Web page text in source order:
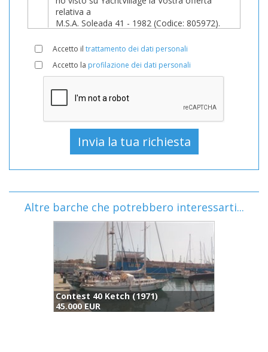
Accetto il trattamento dei dati personali
Accetto la profilazione dei dati personali
Altre barche che potrebbero interessarti...
Contest 40 Ketch (1971)
45.000 EUR